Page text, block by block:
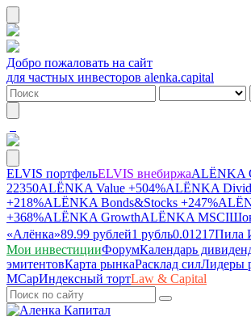
Добро пожаловать на сайт
для частных инвесторов alenka.capital
ELVIS портфельELVIS внебиржа
22350ALЁNKA Value +504%ALЁNKA
+218%ALЁNKA Bonds&Stocks +247%
+368%ALЁNKA GrowthALЁNKA MSCI
«Алёнка»89.99 рублей1 рубль0.01217Пила
Мои инвестицииФорумКалендарь
эмитентовКарта рынкаРасклад силЛидеры
MCapИндексный тортLaw & Capital